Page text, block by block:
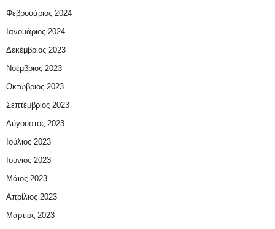
Φεβρουάριος 2024
Ιανουάριος 2024
Δεκέμβριος 2023
Νοέμβριος 2023
Οκτώβριος 2023
Σεπτέμβριος 2023
Αύγουστος 2023
Ιούλιος 2023
Ιούνιος 2023
Μάιος 2023
Απρίλιος 2023
Μάρτιος 2023